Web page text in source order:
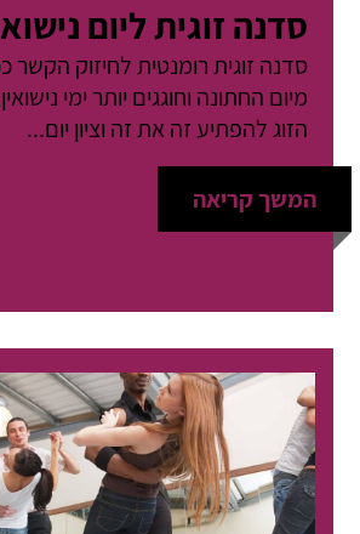
סדנה זוגית ליום
סדנה זוגית רומנטית לחיזוק
מיום החתונה וחוגגים יותר ימי
הזוג להפתיע זה את זה וציון יום...
המשך קריאה